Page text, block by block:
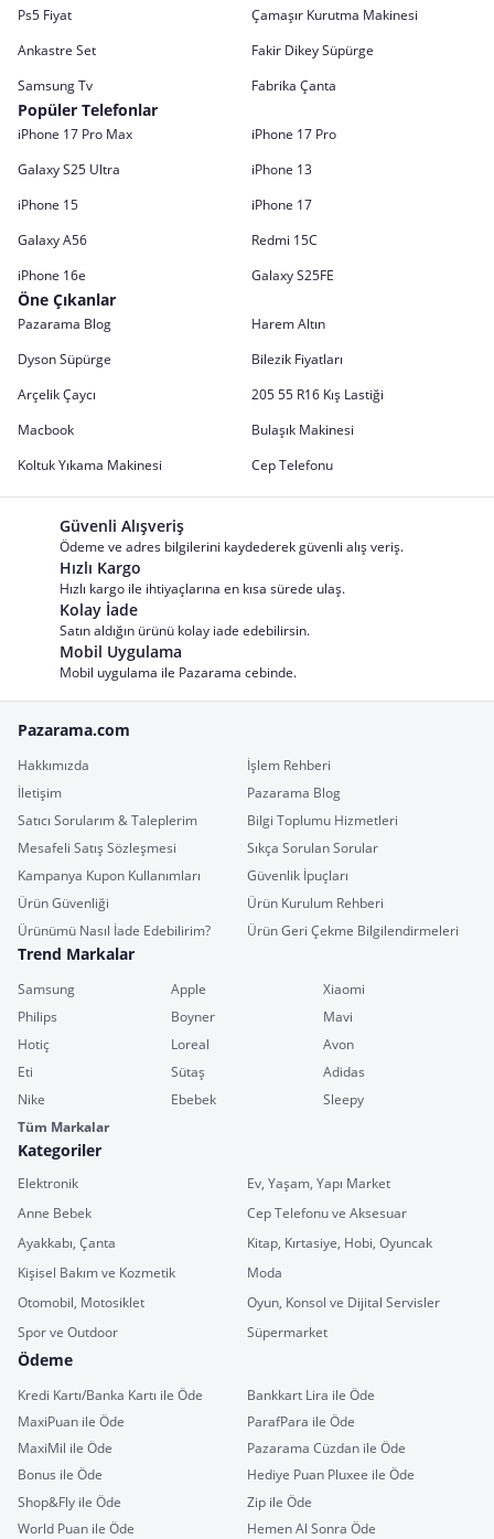
Ps5 Fiyat
Çamaşır Kurutma Makinesi
Ankastre Set
Fakir Dikey Süpürge
Samsung Tv
Fabrika Çanta
Popüler Telefonlar
iPhone 17 Pro Max
iPhone 17 Pro
Galaxy S25 Ultra
iPhone 13
iPhone 15
iPhone 17
Galaxy A56
Redmi 15C
iPhone 16e
Galaxy S25FE
Öne Çıkanlar
Pazarama Blog
Harem Altın
Dyson Süpürge
Bilezik Fiyatları
Arçelik Çaycı
205 55 R16 Kış Lastiği
Macbook
Bulaşık Makinesi
Koltuk Yıkama Makinesi
Cep Telefonu
Güvenli Alışveriş
Ödeme ve adres bilgilerini kaydederek güvenli alış veriş.
Hızlı Kargo
Hızlı kargo ile ihtiyaçlarına en kısa sürede ulaş.
Kolay İade
Satın aldığın ürünü kolay iade edebilirsin.
Mobil Uygulama
Mobil uygulama ile Pazarama cebinde.
Pazarama.com
Hakkımızda
İşlem Rehberi
İletişim
Pazarama Blog
Satıcı Sorularım & Taleplerim
Bilgi Toplumu Hizmetleri
Mesafeli Satış Sözleşmesi
Sıkça Sorulan Sorular
Kampanya Kupon Kullanımları
Güvenlik İpuçları
Ürün Güvenliği
Ürün Kurulum Rehberi
Ürünümü Nasıl İade Edebilirim?
Ürün Geri Çekme Bilgilendirmeleri
Trend Markalar
Samsung Apple
Xiaomi
Philips
Boyner
Mavi
Hotiç
Loreal
Avon
Eti
Sütaş
Adidas
Nike
Ebebek
Sleepy
Tüm Markalar
Kategoriler
Elektronik
Ev, Yaşam, Yapı Market
Anne Bebek
Cep Telefonu ve Aksesuar
Ayakkabı, Çanta
Kitap, Kırtasiye, Hobi, Oyuncak
Kişisel Bakım ve Kozmetik
Moda
Otomobil, Motosiklet
Oyun, Konsol ve Dijital Servisler
Spor ve Outdoor
Süpermarket
Ödeme
Kredi Kartı/Banka Kartı ile Öde
Bankkart Lira ile Öde
MaxiPuan ile Öde
ParafPara ile Öde
MaxiMil ile Öde
Pazarama Cüzdan ile Öde
Bonus ile Öde
Hediye Puan Pluxee ile Öde
Shop&Fly ile Öde
Zip ile Öde
World Puan ile Öde
Hemen Al Sonra Öde